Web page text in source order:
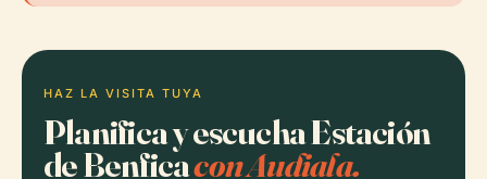
HAZ LA VISITA TUYA
Planifica y escucha Estación
de Benficacon Audiala.